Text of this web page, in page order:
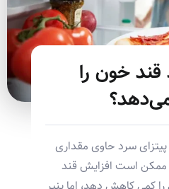
قند خون را
سرد حاوی مقداری
است افزایش قند